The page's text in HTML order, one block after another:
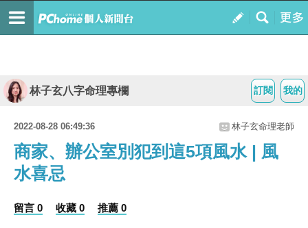
我的
訂閱
林子玄八字命理專欄
2022-08-28 06:49:36 林子玄命理老師
商家、辦公室別犯到這5項風水 | 風
水喜忌
留言 0 收藏 0 推薦 0